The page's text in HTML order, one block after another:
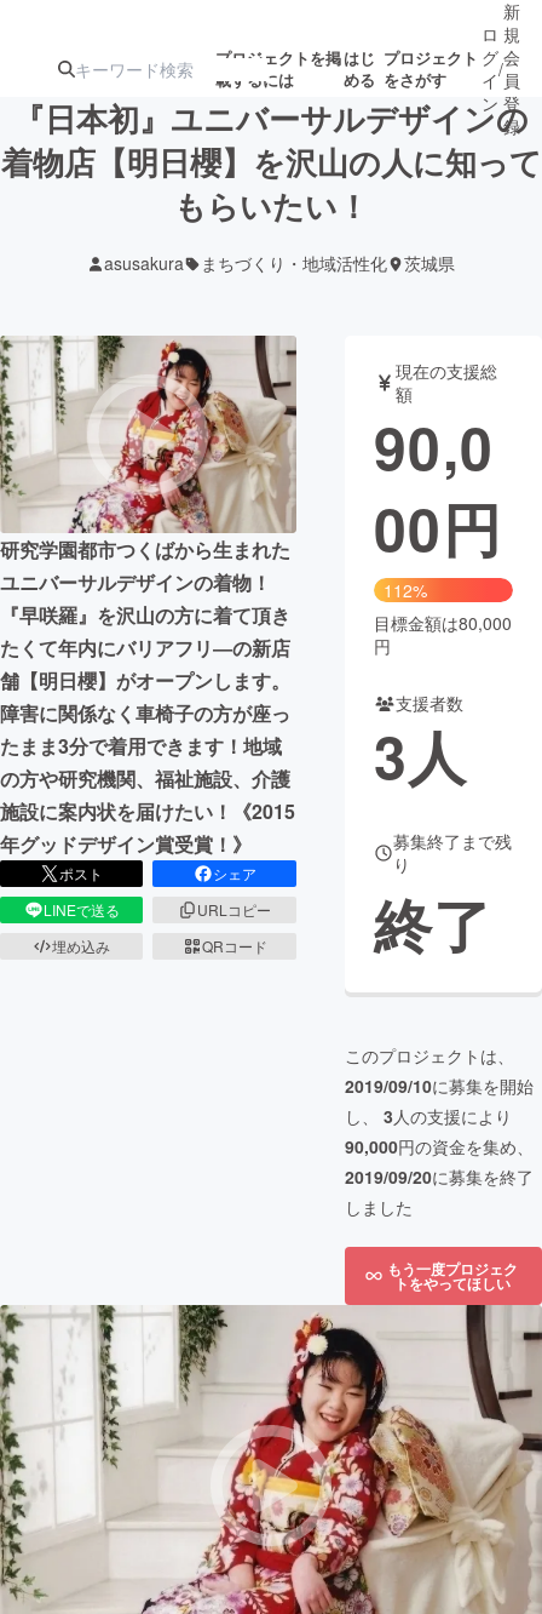
プロジェクトを掲
載するには
はじ
める
プロジェクト
をさがす
注目の新着プロ募集終了が近いプ
テクノロジー・ガジェット
映像・映画 書籍・雑誌
ビジネス・起業 チャレンジ
まちづくり・地域活性化
CAMPFIRE for Social Good
CAMPFIRE Creation
CAMPFIREふるさと納税
コミュニティ
ロ
グ
イ
ン
/
新
規
会
員
登
録
『日本初』ユニバーサルデザインの
着物店【明日櫻】を沢山の人に知って
もらいたい！
asusakura まちづくり・地域活性化 茨城県
研究学園都市つくばから生まれた
ユニバーサルデザインの着物！
『早咲羅』を沢山の方に着て頂き
たくて年内にバリアフリ―の新店
舗【明日櫻】がオープンします。
障害に関係なく車椅子の方が座っ
たまま3分で着用できます！地域
の方や研究機関、福祉施設、介護
施設に案内状を届けたい！《2015
年グッドデザイン賞受賞！》
ポスト
シェア
LINEで送る
URLコピー
埋め込み
QRコード
現在の支援総
額
90,0
00円
112%
目標金額は80,000
円
支援者数
3人
募集終了まで残
り
終了
このプロジェクトは、
2019/09/10に募集を開始
し、 3人の支援により
90,000円の資金を集め、
2019/09/20に募集を終了
しました
もう一度プロジェク
トをやってほしい